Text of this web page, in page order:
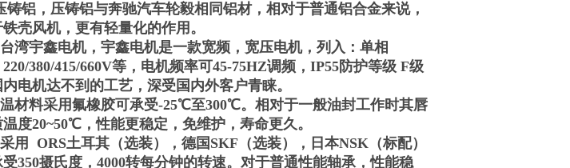
铝，压铸铝与奔驰汽车轮毅相同铝材，相对于普通铝合金来说，
壳风机，更有轻量化的作用。
湾宇鑫电机，宇鑫电机是一款宽频，宽压电机，列入：单相
380/415/660V等，电机频率可45-75HZ调频，IP55防护等级 F级
电机达不到的工艺，深受国内外客户青睐。
材料采用氟橡胶可承受-25℃至300℃。相对于一般油封工作时其唇
度20~50℃，性能更稳定，免维护，寿命更久。
用 ORS土耳其（选装），德国SKF（选装），日本NSK（标配）
350摄氏度，4000转每分钟的转速。对于普通性能轴承，性能稳